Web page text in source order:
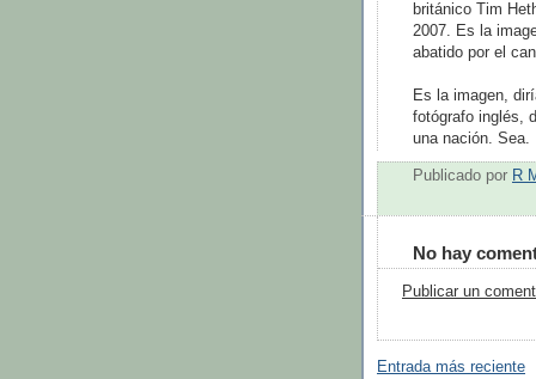
británico Tim
2007. Es la
abatido por el
Es la imagen,
fotógrafo inglés,
una nación. Sea.
Publicado por R
No hay
Publicar un
Entrada más reciente